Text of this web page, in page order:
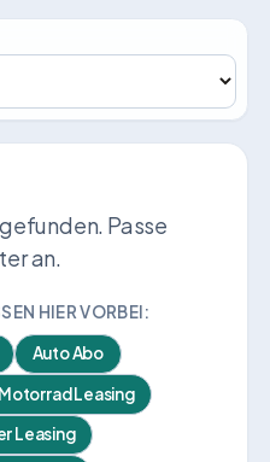
Passe
an.
HIER VORBEI:
Auto Abo
Motorrad Leasing
Leasing